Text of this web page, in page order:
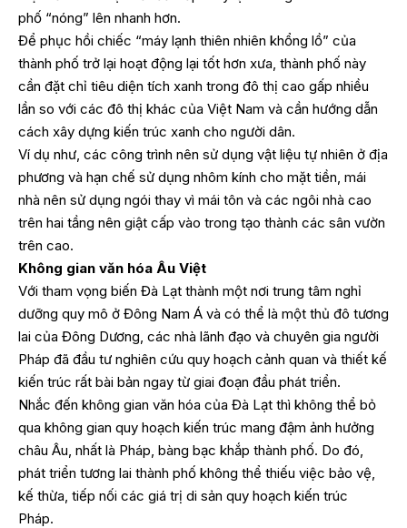
phố “nóng” lên nhanh hơn.
Để phục hồi chiếc “máy lạnh thiên nhiên khổng lồ” của
thành phố trở lại hoạt động lại tốt hơn xưa, thành phố này
cần đặt chỉ tiêu diện tích xanh trong đô thị cao gấp nhiều
lần so với các đô thị khác của Việt Nam và cần hướng dẫn
cách xây dựng kiến trúc xanh cho người dân.
Ví dụ như, các công trình nên sử dụng vật liệu tự nhiên ở địa
phương và hạn chế sử dụng nhôm kính cho mặt tiền, mái
nhà nên sử dụng ngói thay vì mái tôn và các ngôi nhà cao
trên hai tầng nên giật cấp vào trong tạo thành các sân vườn
trên cao.
Không gian văn hóa Âu Việt
Với tham vọng biến Đà Lạt thành một nơi trung tâm nghỉ
dưỡng quy mô ở Đông Nam Á và có thể là một thủ đô tương
lai của Đông Dương, các nhà lãnh đạo và chuyên gia người
Pháp đã đầu tư nghiên cứu quy hoạch cảnh quan và thiết kế
kiến trúc rất bài bản ngay từ giai đoạn đầu phát triển.
Nhắc đến không gian văn hóa của Đà Lạt thì không thể bỏ
qua không gian quy hoạch kiến trúc mang đậm ảnh hưởng
châu Âu, nhất là Pháp, bàng bạc khắp thành phố. Do đó,
phát triển tương lai thành phố không thể thiếu việc bảo vệ,
kế thừa, tiếp nối các giá trị di sản quy hoạch kiến trúc
Pháp.